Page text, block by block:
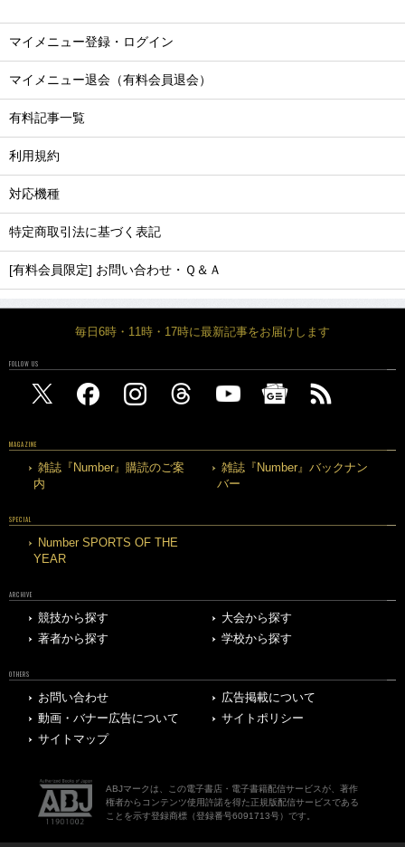
マイメニュー登録・ログイン
マイメニュー退会（有料会員退会）
有料記事一覧
利用規約
対応機種
特定商取引法に基づく表記
[有料会員限定] お問い合わせ・Ｑ＆Ａ
毎日6時・11時・17時に最新記事をお届けします
FOLLOW US
MAGAZINE
雑誌『Number』購読のご案
内
雑誌『Number』バックナン
バー
SPECIAL
Number SPORTS OF THE
YEAR
ARCHIVE
競技から探す
大会から探す
著者から探す
学校から探す
OTHERS
お問い合わせ
広告掲載について
動画・バナー広告について
サイトポリシー
サイトマップ
ABJマークは、この電子書店・電子書籍配信サービスが、著作
権者からコンテンツ使用許諾を得た正規版配信サービスである
ことを示す登録商標（登録番号6091713号）です。